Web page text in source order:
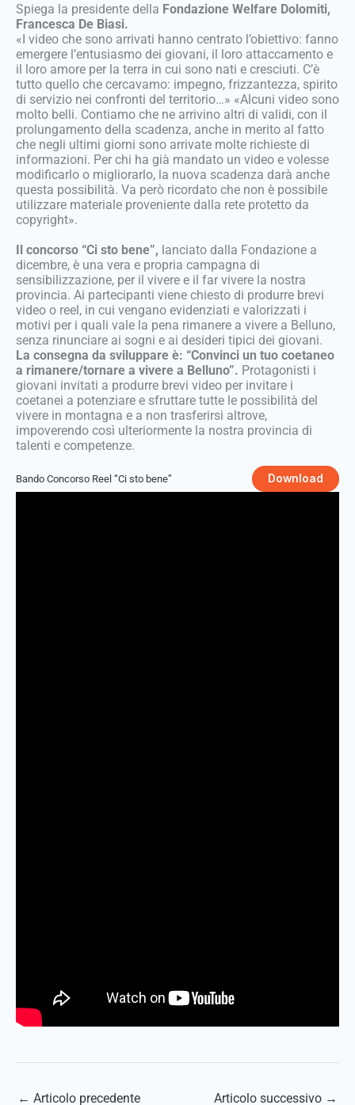
Spiega la presidente della Fondazione Welfare Dolomiti,
Francesca De Biasi.
«I video che sono arrivati hanno centrato l’obiettivo: fanno
emergere l’entusiasmo dei giovani, il loro attaccamento e
il loro amore per la terra in cui sono nati e cresciuti. C’è
tutto quello che cercavamo: impegno, frizzantezza, spirito
di servizio nei confronti del territorio…» «Alcuni video sono
molto belli. Contiamo che ne arrivino altri di validi, con il
prolungamento della scadenza, anche in merito al fatto
che negli ultimi giorni sono arrivate molte richieste di
informazioni. Per chi ha già mandato un video e volesse
modificarlo o migliorarlo, la nuova scadenza darà anche
questa possibilità. Va però ricordato che non è possibile
utilizzare materiale proveniente dalla rete protetto da
copyright».
Il concorso “Ci sto bene”, lanciato dalla Fondazione a
dicembre, è una vera e propria campagna di
sensibilizzazione, per il vivere e il far vivere la nostra
provincia. Ai partecipanti viene chiesto di produrre brevi
video o reel, in cui vengano evidenziati e valorizzati i
motivi per i quali vale la pena rimanere a vivere a Belluno,
senza rinunciare ai sogni e ai desideri tipici dei giovani.
La consegna da sviluppare è: “Convinci un tuo coetaneo
a rimanere/tornare a vivere a Belluno”. Protagonisti i
giovani invitati a produrre brevi video per invitare i
coetanei a potenziare e sfruttare tutte le possibilità del
vivere in montagna e a non trasferirsi altrove,
impoverendo così ulteriormente la nostra provincia di
talenti e competenze.
Bando Concorso Reel “Ci sto bene” Download
← Articolo precedente Articolo successivo →